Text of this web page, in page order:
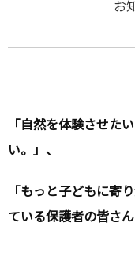
お
「自然を体験させた
い。」、
「もっと子どもに寄
ている保護者の皆さん